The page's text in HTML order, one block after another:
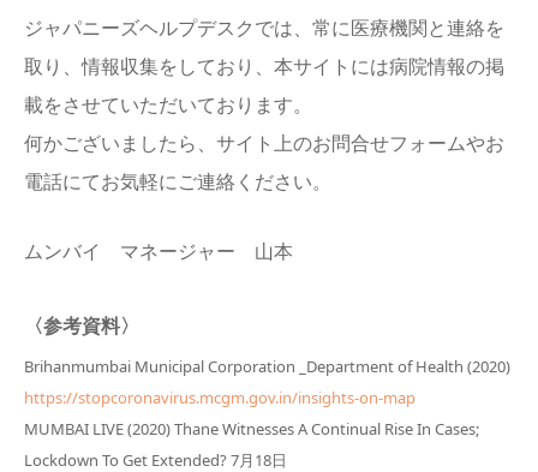
ジャパニーズヘルプデスクでは、常に医療機関と連絡を
取り、情報収集をしており、本サイトには病院情報の掲
載をさせていただいております。
何かございましたら、サイト上のお問合せフォームやお
電話にてお気軽にご連絡ください。
ムンバイ マネージャー 山本
〈参考資料〉
Brihanmumbai Municipal Corporation _Department of Health (2020)
https://stopcoronavirus.mcgm.gov.in/insights-on-map
MUMBAI LIVE (2020) Thane Witnesses A Continual Rise In Cases;
Lockdown To Get Extended? 7月18日